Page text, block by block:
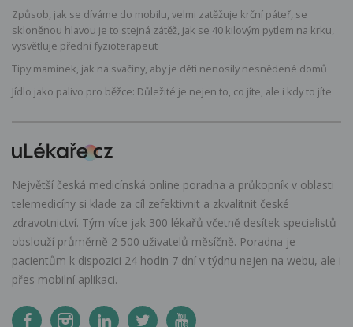
Způsob, jak se díváme do mobilu, velmi zatěžuje krční páteř, se
skloněnou hlavou je to stejná zátěž, jak se 40 kilovým pytlem na krku,
vysvětluje přední fyzioterapeut
Tipy maminek, jak na svačiny, aby je děti nenosily nesnědené domů
Jídlo jako palivo pro běžce: Důležité je nejen to, co jíte, ale i kdy to jíte
Největší česká medicínská online poradna a průkopník v oblasti
telemedicíny si klade za cíl zefektivnit a zkvalitnit české
zdravotnictví. Tým více jak 300 lékařů včetně desítek specialistů
obslouží průměrně 2 500 uživatelů měsíčně. Poradna je
pacientům k dispozici 24 hodin 7 dní v týdnu nejen na webu, ale i
přes mobilní aplikaci.